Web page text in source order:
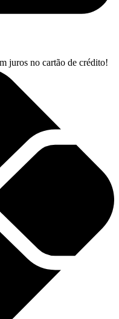
juros no cartão de crédito!